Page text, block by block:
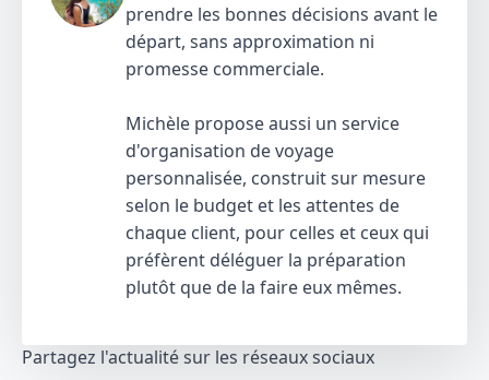
prendre les bonnes décisions avant le
départ, sans approximation ni
promesse commerciale.
Michèle propose aussi un service
d'organisation de voyage
personnalisée, construit sur mesure
selon le budget et les attentes de
chaque client, pour celles et ceux qui
préfèrent déléguer la préparation
plutôt que de la faire eux mêmes.
Partagez l'actualité sur les réseaux sociaux